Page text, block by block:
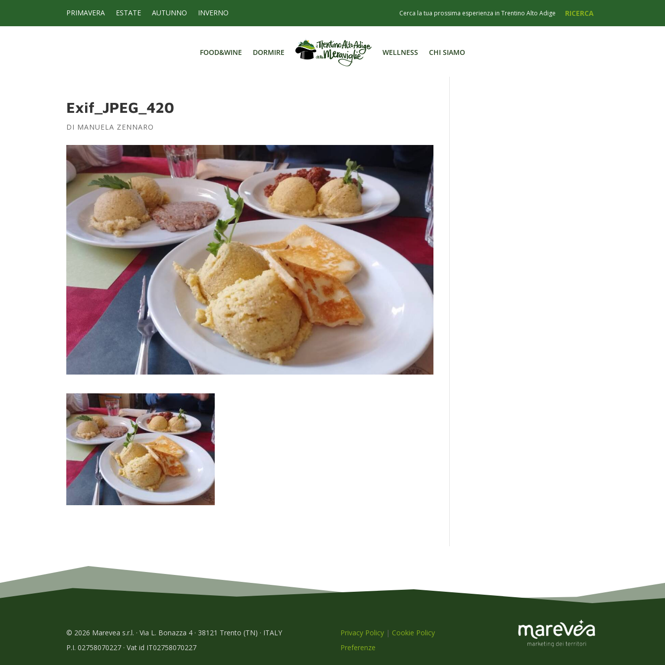
PRIMAVERA ESTATE AUTUNNO INVERNO
FOOD&WINE DORMIRE WELLNESS CHI SIAMO
Exif_JPEG_420
DI MANUELA ZENNARO
© 2026 Marevea s.r.l. · Via L. Bonazza 4 · 38121 Trento (TN) · ITALY
P.I. 02758070227 · Vat id IT02758070227
Privacy Policy | Cookie Policy
Preferenze